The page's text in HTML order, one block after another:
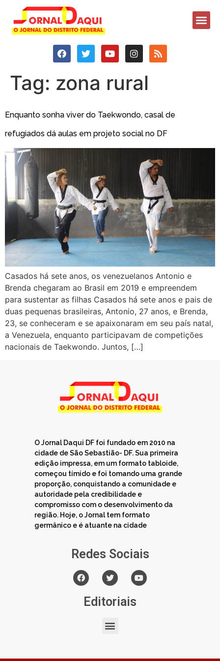
Tag: zona rural
Enquanto sonha viver do Taekwondo, casal de
refugiados dá aulas em projeto social no DF
Casados há sete anos, os venezuelanos Antonio e
Brenda chegaram ao Brasil em 2019 e empreendem
para sustentar as filhas Casados há sete anos e pais de
duas pequenas brasileiras, Antonio, 27 anos, e Brenda,
23, se conheceram e se apaixonaram em seu país natal,
a Venezuela, enquanto participavam de competições
nacionais de Taekwondo. Juntos, […]
O Jornal Daqui DF foi fundado em 2010 na
cidade de São Sebastião- DF. Sua primeira
edição impressa, em um formato tabloide,
começou tímido e foi tomando uma grande
proporção, conquistando a comunidade e
autoridade pela credibilidade e
compromisso com o desenvolvimento da
região. Hoje, o Jornal tem formato
germânico e é atuante na cidade
Redes Sociais
Editoriais